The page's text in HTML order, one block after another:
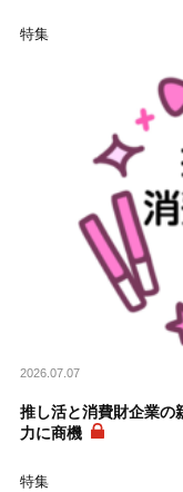
特集
2026.07.07
推し活と消費財企業
力に商機
特集